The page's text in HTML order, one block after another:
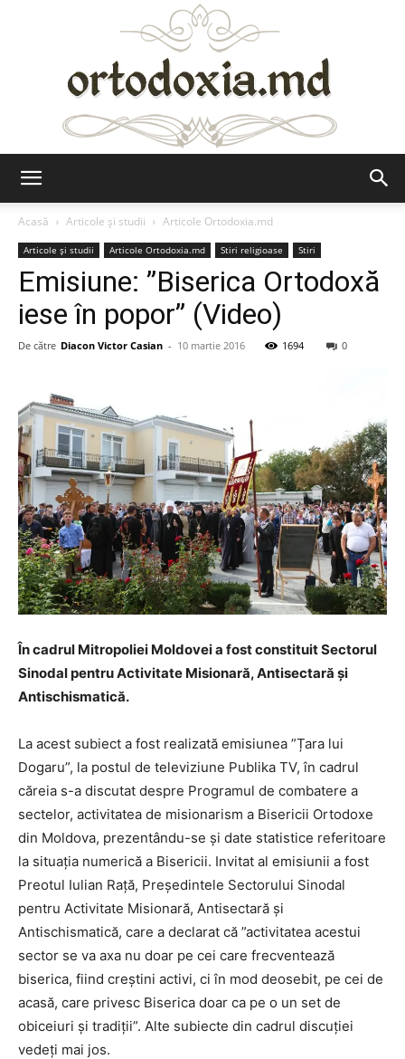
Acasă
Articole şi studii Articole Ortodoxia.md
Articole şi studii Articole Ortodoxia.md Stiri religioase Stiri
Emisiune: ”Biserica Ortodoxă
iese în popor” (Video)
De către Diacon Victor Casian - 10 martie 2016 1694 0
În cadrul Mitropoliei Moldovei a fost constituit Sectorul
Sinodal pentru Activitate Misionară, Antisectară și
Antischismatică.
La acest subiect a fost realizată emisiunea ”Țara lui
Dogaru”, la postul de televiziune Publika TV, în cadrul
căreia s-a discutat despre Programul de combatere a
sectelor, activitatea de misionarism a Bisericii Ortodoxe
din Moldova, prezentându-se și date statistice referitoare
la situația numerică a Bisericii. Invitat al emisiunii a fost
Preotul Iulian Rață, Președintele Sectorului Sinodal
pentru Activitate Misionară, Antisectară și
Antischismatică, care a declarat că ”activitatea acestui
sector se va axa nu doar pe cei care frecventează
biserica, fiind creștini activi, ci în mod deosebit, pe cei de
acasă, care privesc Biserica doar ca pe o un set de
obiceiuri și tradiții”. Alte subiecte din cadrul discuției
vedeți mai jos.